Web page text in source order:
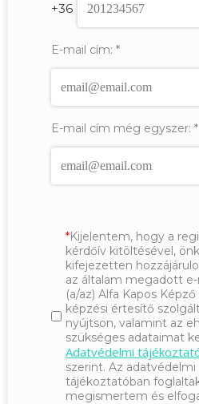
+36
E-mail cím: *
E-mail cím még egyszer: *
Kijelentem, hogy a
kérdőív kitöltésével,
kifejezetten
az általam megadott
(a/az) Alfa Kapos
képzési értesítő
nyújtson, valamint az
szükséges adataimat
Adatvédelmi
szerint. Az adatvédelmi
tájékoztatóban
megismertem és